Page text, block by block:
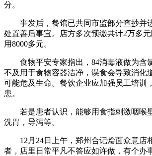
分。
事发后，餐馆已共同市监部分查抄并
处置善后事宜。店方多次预缴共计2万多
用8000多元。
食物平安专家指出，84消毒液做为含
不及用于食物容器洁净，误食会导致消化
可能危及生命。餐饮企业应加强员工培训
患。
若是患者认识，能够用食指刺激咽喉
洗胃，导泻等。
12月24日上午，郑州合记烩面众意店
者，店里日常平凡不答应如许做，有个办